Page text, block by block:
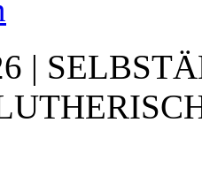
|